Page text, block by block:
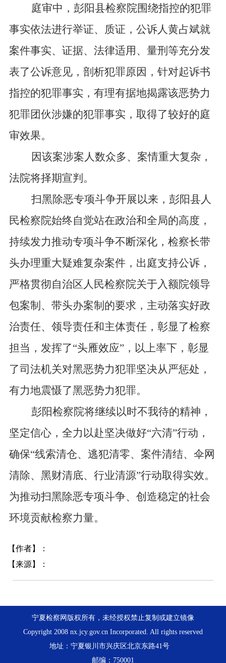
庭审中，彭阳县检察院围绕指控的犯罪
事实依法进行举证、质证，公诉人黄占斌就
案件事实、证据、法律适用、量刑等充分发
表了公诉意见，剖析犯罪原因，针对起诉书
指控的犯罪事实，有理有据地揭露该恶势力
犯罪团伙涉嫌的犯罪事实，取得了较好的庭
审效果。
因该案涉案人数众多、案情重大复杂，
法院将择期宣判。
扫黑除恶专项斗争开展以来，彭阳县人
民检察院始终自觉站在政治和全局的高度，
持续发力推动专项斗争不断深化，检察长带
头办理重大疑难复杂案件，出庭支持公诉，
严格贯彻自治区人民检察院关于入额院领导
包案制、带头办案制的要求，主动落实好政
治责任、领导责任和主体责任，彰显了检察
担当，发挥了“头雁效应”，以上率下，彰显
了司法机关对黑恶势力犯罪坚决从严惩处，
有力地震慑了黑恶势力犯罪。
彭阳检察院将继续以时不我待的精神，
坚定信心，全力以赴坚决做好“六清”行动，
确保“线索清仓、逃犯清零、案件清结、伞网
清除、黑财清底、行业清源”行动取得实效。
为推动扫黑除恶专项斗争、创造稳定的社会
环境贡献检察力量。
【作者】：
【来源】：
宁夏检察网版权所有，未经授权禁止复制或建立镜像
Copyright 2008 nx.jcy.gov.cn Incorporated. All rights reserved
地址：宁夏银川市兴庆区北京东路41号
邮编：750001